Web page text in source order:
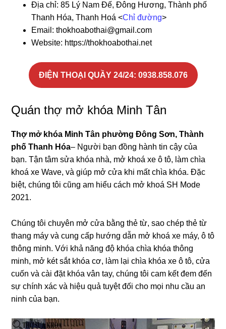
Địa chỉ: 85 Lý Nam Đế, Đông Hương, Thành phố
Thanh Hóa, Thanh Hoá <Chỉ đường>
Email: thokhoabothai@gmail.com
Website: https://thokhoabothai.net
ĐIỆN THOẠI QUẦY 24/24: 0938.858.076
Quán thợ mở khóa Minh Tân
Thợ mở khóa Minh Tân phường Đông Sơn, Thành
phố Thanh Hóa– Người bạn đồng hành tin cậy của
bạn. Tận tâm sửa khóa nhà, mở khoá xe ô tô, làm chìa
khoá xe Wave, và giúp mở cửa khi mất chìa khóa. Đặc
biệt, chúng tôi cũng am hiểu cách mở khoá SH Mode
2021.
Chúng tôi chuyên mở cửa bằng thẻ từ, sao chép thẻ từ
thang máy và cung cấp hướng dẫn mở khoá xe máy, ô tô
thông minh. Với khả năng độ khóa chìa khóa thông
minh, mở két sắt khóa cơ, làm lại chìa khóa xe ô tô, cửa
cuốn và cài đặt khóa vân tay, chúng tôi cam kết đem đến
sự chính xác và hiệu quả tuyệt đối cho mọi nhu cầu an
ninh của bạn.